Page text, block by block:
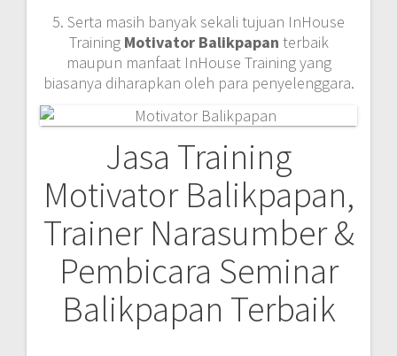
5. Serta masih banyak sekali tujuan InHouse
Training Motivator Balikpapan terbaik
maupun manfaat InHouse Training yang
biasanya diharapkan oleh para penyelenggara.
Jasa Training
Motivator Balikpapan,
Trainer Narasumber &
Pembicara Seminar
Balikpapan Terbaik